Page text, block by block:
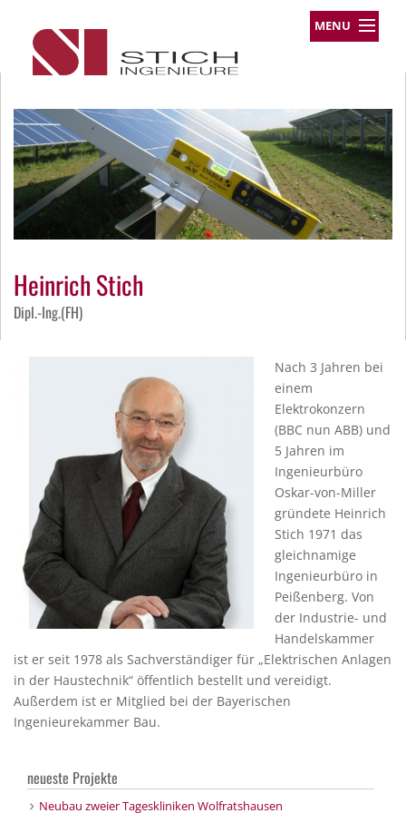
MENU
Leistungsprofil
Team
Über uns
Kontakt
Impressum
Datenschutz
Heinrich Stich
Dipl.-Ing.(FH)
Nach 3 Jahren bei
einem
Elektrokonzern
(BBC nun ABB) und
5 Jahren im
Ingenieurbüro
Oskar-von-Miller
gründete Heinrich
Stich 1971 das
gleichnamige
Ingenieurbüro in
Peißenberg. Von
der Industrie- und
Handelskammer
ist er seit 1978 als Sachverständiger für „Elektrischen Anlagen
in der Haustechnik“ öffentlich bestellt und vereidigt.
Außerdem ist er Mitglied bei der Bayerischen
Ingenieurekammer Bau.
neueste Projekte
Neubau zweier Tageskliniken Wolfratshausen